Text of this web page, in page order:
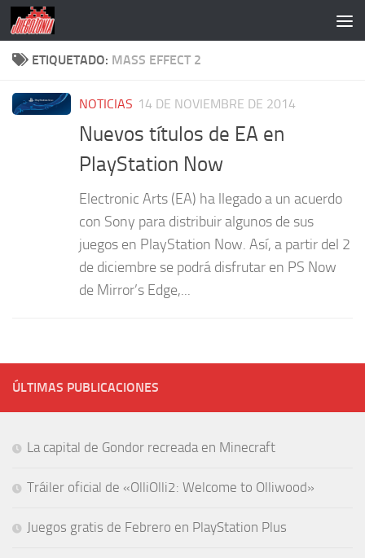
Saltar al contenido
ETIQUETADO: MASS EFFECT 2
NOTICIAS 14 DE NOVIEMBRE DE 2014
Nuevos títulos de EA en
PlayStation Now
Electronic Arts (EA) ha llegado a un acuerdo
con Sony para distribuir algunos de sus
juegos en PlayStation Now. Así, a partir del 2
de diciembre se podrá disfrutar en PS Now
de Mirror’s Edge,...
ÚLTIMAS PUBLICACIONES
La capital de Gondor recreada en Minecraft
Tráiler oficial de «OlliOlli2: Welcome to Olliwood»
Juegos gratis de Febrero en PlayStation Plus